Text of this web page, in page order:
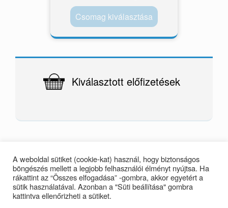
Csomag kiválasztása
Kiválasztott előfizetések
A weboldal sütiket (cookie-kat) használ, hogy biztonságos
böngészés mellett a legjobb felhasználói élményt nyújtsa. Ha
rákattint az “Összes elfogadása” -gombra, akkor egyetért a
sütik használatával. Azonban a "Süti beállítása" gombra
kattintva ellenőrizheti a sütiket.